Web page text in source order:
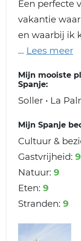
Een perfecte
vakantie
en waarbij ik
Mijn mooiste
Spanje:
Soller • La
Mijn Spanje
Cultuur &
Gastvrijheid: 9
Natuur: 9
Eten: 9
Stranden: 9